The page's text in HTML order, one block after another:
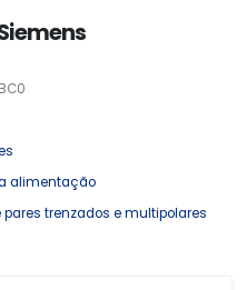
alimentação
trenzados e multipolares